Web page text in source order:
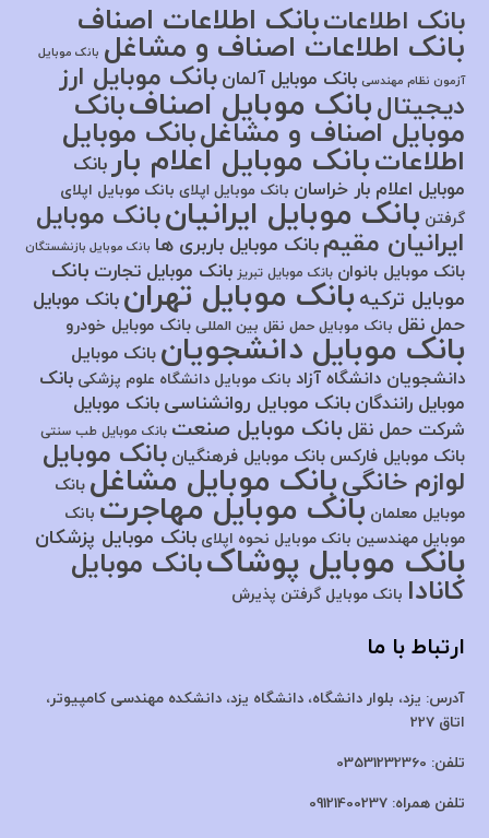
بانک اطلاعاتبانک اطلاعات اصناف
بانک اطلاعات اصناف و مشاغل بانک موبایل
آزمون نظام مهندسی بانک موبایل آلمان بانک موبایل ارز
دیجیتالبانک موبایل اصنافبانک
موبایل اصناف و مشاغلبانک موبایل
اطلاعاتبانک موبایل اعلام باربانک
موبایل اعلام بار خراسان بانک موبایل اپلای بانک موبایل اپلای
گرفتن بانک موبایل ایرانیانبانک موبایل
ایرانیان مقیم بانک موبایل باربری ها بانک موبایل بازنشستگان
بانک موبایل بانوان بانک موبایل تبریز بانک موبایل تجارت بانک
موبایل ترکیه بانک موبایل تهران بانک موبایل
حمل نقل بانک موبایل حمل نقل بین المللی بانک موبایل خودرو
بانک موبایل دانشجویان بانک موبایل
دانشجویان دانشگاه آزاد بانک موبایل دانشگاه علوم پزشکی بانک
موبایل رانندگان بانک موبایل روانشناسی بانک موبایل
شرکت حمل نقل بانک موبایل صنعت بانک موبایل طب سنتی
بانک موبایل فارکس بانک موبایل فرهنگیان بانک موبایل
لوازم خانگیبانک موبایل مشاغلبانک
موبایل معلمان بانک موبایل مهاجرت بانک
موبایل مهندسین بانک موبایل نحوه اپلای بانک موبایل پزشکان
بانک موبایل پوشاکبانک موبایل
کانادا بانک موبایل گرفتن پذیرش
ارتباط با ما
آدرس: یزد، بلوار دانشگاه، دانشگاه یزد،دانشکده مهندسی کامپیوتر،
اتاق 227
تلفن: 03531232360
تلفن همراه: 09121400237